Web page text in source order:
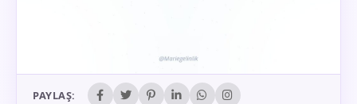
PAYLAŞ: